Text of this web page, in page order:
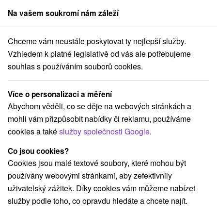
člen skupinySorger
Výhodný rodinný pobyt v oáze odpočinku na Zemplínské Šíravě:
Výhodný rodinný pobyt v oáze
odpočinku na Zemplínské Šíravě:
Voda, wellness, pohoda
Thermal Šírava SPA Resort★ ★ Kaluža Kaluža
Navigovat do místa
vynikající 131 recenzí
Na vašem soukromí nám záleží
Chceme vám neustále poskytovat ty nejlepší služby.
Vzhledem k platné legislativě od vás ale potřebujeme
souhlas s používáním souborů cookies.
Více o personalizaci a měření
Abychom věděli, co se děje na webových stránkách a
mohli vám přizpůsobit nabídky či reklamu, používáme
cookies a takéslužby společnosti Google.
Co jsou cookies?
Cookies jsou malé textové soubory, které mohou být
používány webovými stránkami, aby zefektivnily
uživatelský zážitek. Díky cookies vám můžeme nabízet
služby podle toho, co opravdu hledáte a chcete najít.